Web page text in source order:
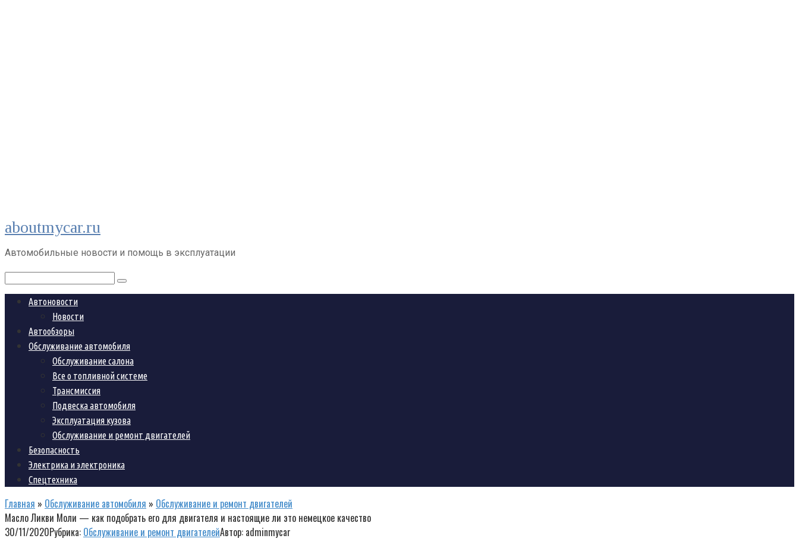
Перейти
к
контенту
aboutmycar.ru
Автомобильные новости и помощь в эксплуатации
Поиск:
Автоновости
Новости
Автообзоры
Обслуживание автомобиля
Обслуживание салона
Все о топливной системе
Трансмиссия
Подвеска автомобиля
Эксплуатация кузова
Обслуживание и ремонт двигателей
Безопасность
Электрика и электроника
Спецтехника
Главная » Обслуживание автомобиля » Обслуживание и ремонт двигателей
Масло Ликви Моли — как подобрать его для двигателя и настоящие ли это немецкое качество
30/11/2020Рубрика: Обслуживание и ремонт двигателейАвтор: adminmycar